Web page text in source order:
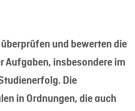
und bewerten die
Aufgaben, insbesondere im
Die
in Ordnungen, die auch